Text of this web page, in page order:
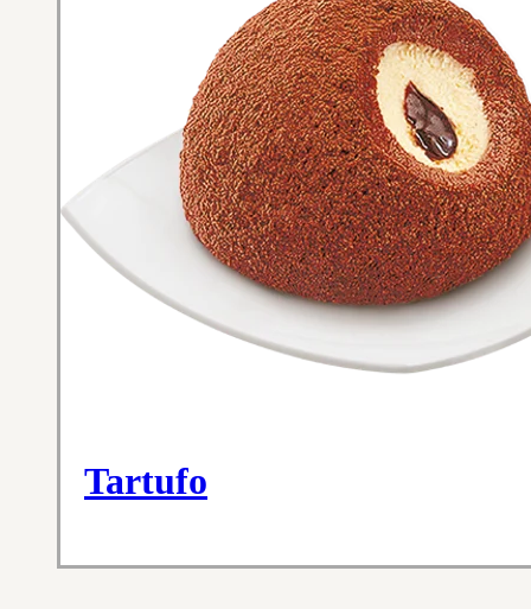
Tartufo